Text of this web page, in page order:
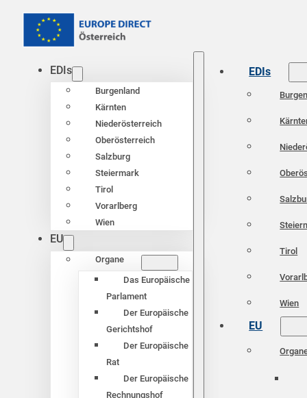
EDIs
Burgenland
Kärnten
Niederösterreich
Oberösterreich
Salzburg
Steiermark
Tirol
Vorarlberg
Wien
EU
Organe
Das Europäische
Parlament
Der Europäische
Gerichtshof
Der Europäische
Rat
Der Europäische
Rechnungshof
EDIs
Tirol
Wien
EU